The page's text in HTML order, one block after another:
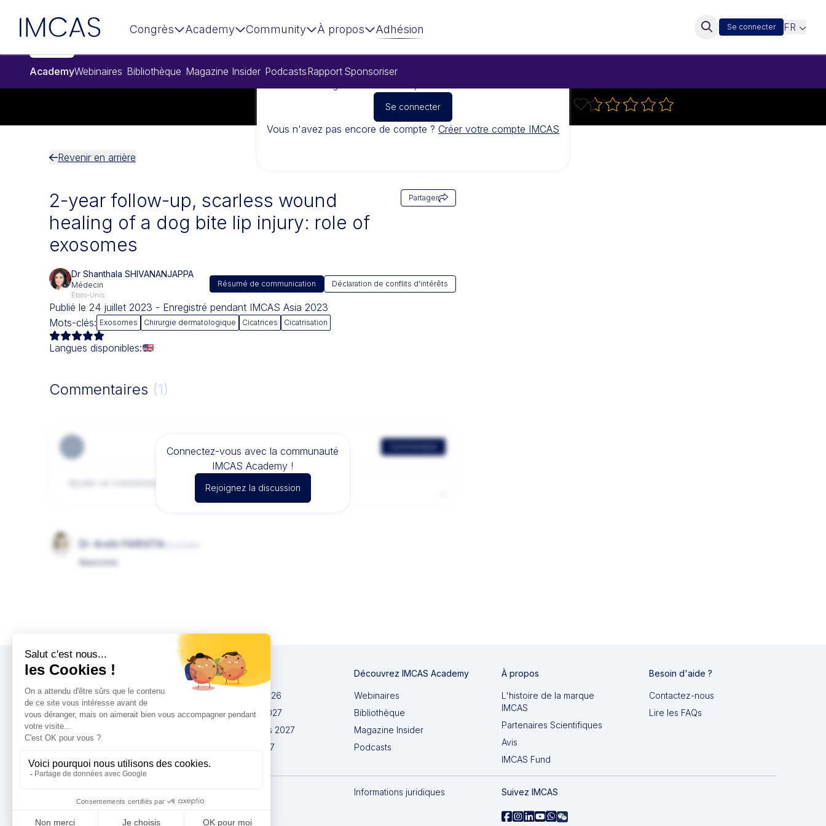
IMCAS
Congrès Academy Community À propos Adhésion Se connecter FR
AcademyWebinaires Bibliothèque Magazine Insider PodcastsRapport Sponsoriser
Se connecter
Vous n'avez pas encore de compte ? Créer votre compte IMCAS
Revenir en arrière
2-year follow-up, scarless wound
healing of a dog bite lip injury: role of
exosomes
Partager
Dr Shanthala SHIVANANJAPPA
Médecin
États-Unis
Résumé de communication Déclaration de conflits d'intérêts
Publié le 24 juillet 2023 - Enregistré pendant IMCAS Asia 2023
Mots-clés: Exosomes Chirurgie dermatologique Cicatrices Cicatrisation
Langues disponibles:
Commentaires (1)
Connectez-vous avec la communauté
IMCAS Academy !
Rejoignez la discussion
Dr Arshi FARISTA
Awesome
Congrès
IMCAS China 2026
IMCAS World 2027
IMCAS Americas 2027
IMCAS Asia 2027
Découvrez IMCAS Academy
Webinaires
Bibliothèque
Magazine Insider
Podcasts
À propos
L'histoire de la marque
IMCAS
Partenaires Scientifiques
Avis
IMCAS Fund
Besoin d'aide ?
Contactez-nous
Lire les FAQs
Informations juridiques Suivez IMCAS